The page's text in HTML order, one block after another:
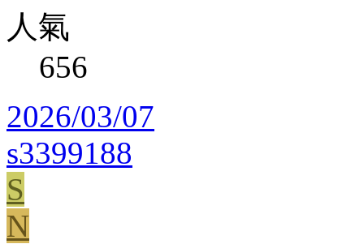
人氣
656
2026/03/07
s3399188
S
N